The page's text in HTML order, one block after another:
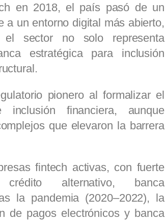
en 2018, el país pasó de un
a un entorno digital más abierto,
el sector no solo representa
estratégica para inclusión
pionero al formalizar el
inclusión financiera, aunque
que elevaron la barrera
fintech activas, con fuerte
alternativo, banca
la pandemia (2020–2022), la
de pagos electrónicos y banca